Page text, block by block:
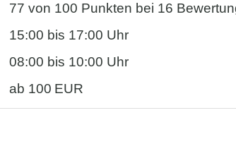
77 von 100 Punkten bei 16
15:00 bis 17:00 Uhr
08:00 bis 10:00 Uhr
ab 100 EUR